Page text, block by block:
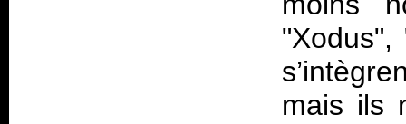
"Xodus",
mais ils